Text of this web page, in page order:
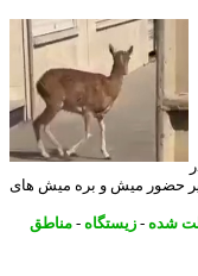
میش و بره میش های
-زیستگاه-مناطق